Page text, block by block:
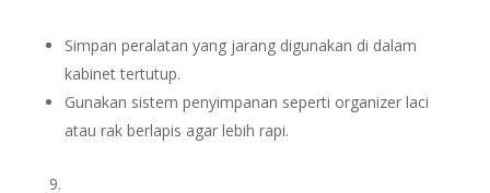
Simpan peralatan yang jarang digunakan di dalam
kabinet tertutup.
Gunakan sistem penyimpanan seperti organizer laci
atau rak berlapis agar lebih rapi.